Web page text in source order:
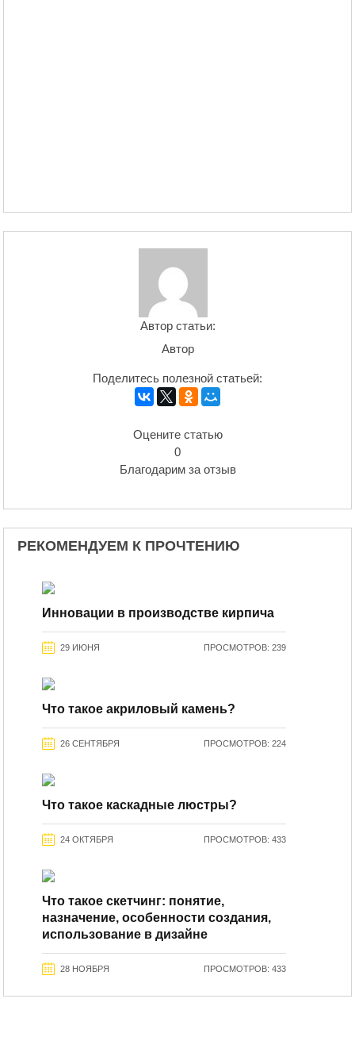
Автор статьи:
Автор
Поделитесь полезной статьей:
Оцените статью
0
Благодарим за отзыв
РЕКОМЕНДУЕМ К ПРОЧТЕНИЮ
Инновации в производстве кирпича
29 ИЮНЯ ПРОСМОТРОВ: 239
Что такое акриловый камень?
26 СЕНТЯБРЯ ПРОСМОТРОВ: 224
Что такое каскадные люстры?
24 ОКТЯБРЯ ПРОСМОТРОВ: 433
Что такое скетчинг: понятие,
назначение, особенности создания,
использование в дизайне
28 НОЯБРЯ ПРОСМОТРОВ: 433